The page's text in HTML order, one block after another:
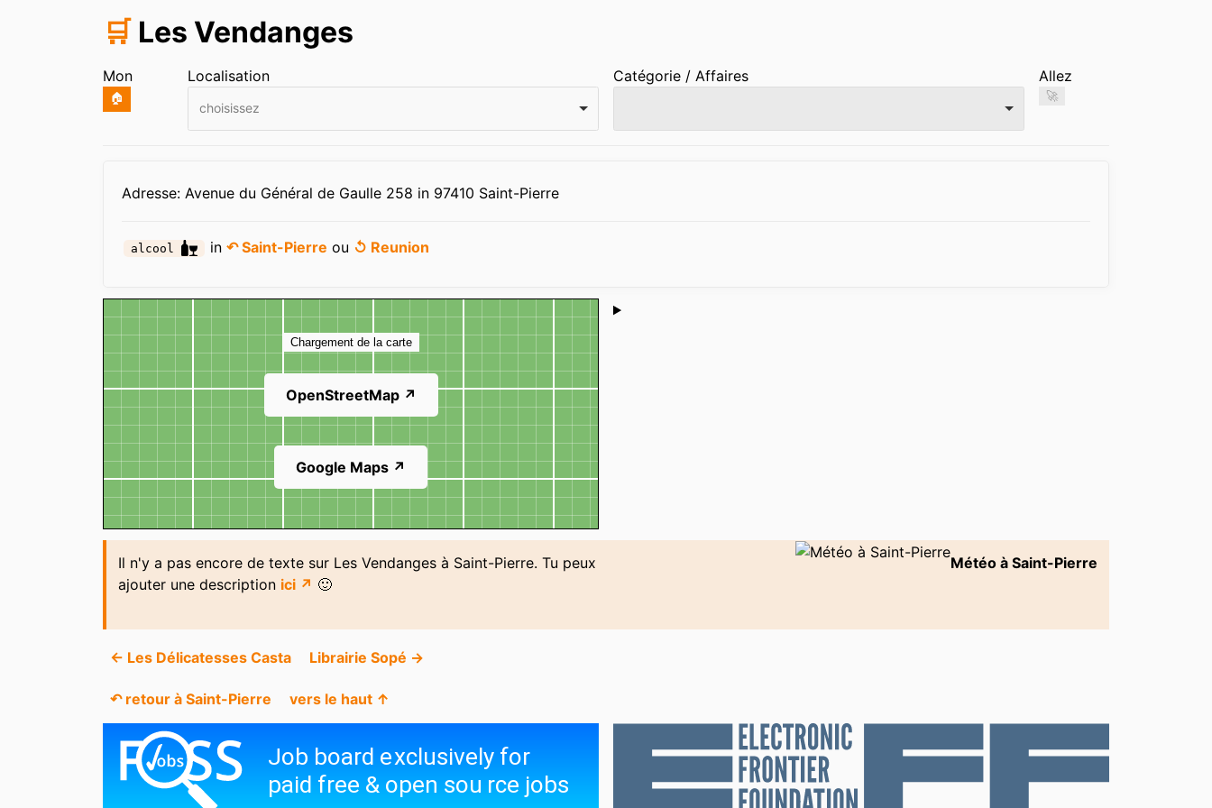
🛒 Les Vendanges
Mon
🏠
Localisation
choisissez
Catégorie / Affaires Allez
🚀
Adresse: Avenue du Général de Gaulle 258 in 97410 Saint-Pierre
alcool in↶ Saint-Pierre ou ↺ Reunion
Carte
Chargement de la carte
OpenStreetMap ↗
Google Maps ↗
Shoutbox
Il n'y a pas encore de texte sur Les Vendanges à Saint-Pierre. Tu peux
ajouter une description ici ↗ 🙂
Météo à Saint-Pierre
← Les Délicatesses Casta Librairie Sopé →
↶ retour à Saint-Pierre vers le haut ↑